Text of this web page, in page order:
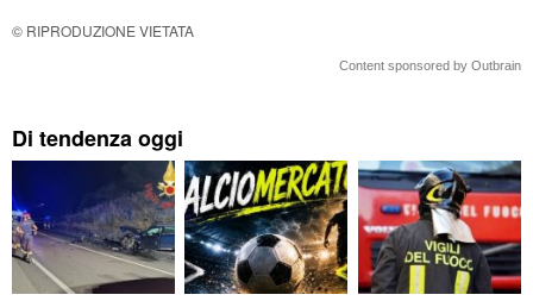
© RIPRODUZIONE VIETATA
Content sponsored by Outbrain
Di tendenza oggi